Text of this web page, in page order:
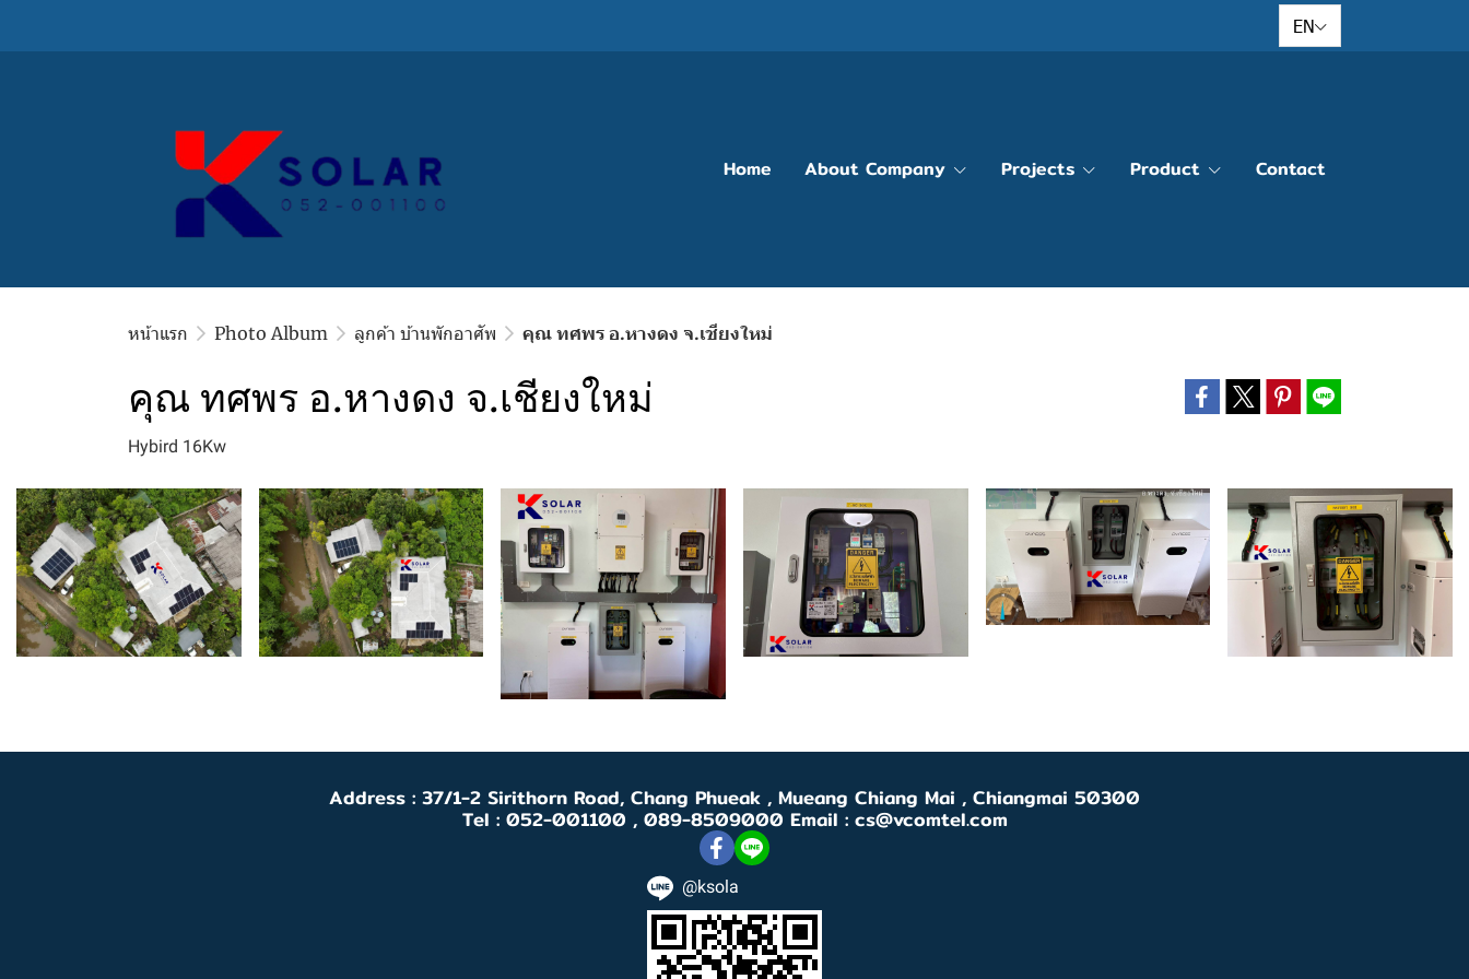
EN
Home About Company Projects Product Contact
หน้าแรก Photo Album ลูกค้า บ้านพักอาศัพ คุณ ทศพร อ.หางดง จ.เชียงใหม่
คุณ ทศพร อ.หางดง จ.เชียงใหม่
Hybird 16Kw
Address : 37/1-2 Sirithorn Road, Chang Phueak , Mueang Chiang Mai , Chiangmai 50300
Tel : 052-001100 , 089-8509000 Email : cs@vcomtel.com
@ksola